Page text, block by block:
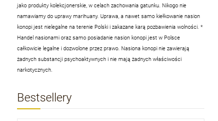
jako produkty kolekcjonerskie, w celach zachowania gatunku. Nikogo nie
namawiamy do uprawy marihuany. Uprawa, a nawet samo kiełkowanie nasion
konopi jest nielegalne na terenie Polski i zakazane karą pozbawienia wolności. *
Handel nasionami oraz samo posiadanie nasion konopi jest w Polsce
całkowicie legalne i dozwolone przez prawo. Nasiona konopi nie zawierają
żadnych substancji psychoaktywnych i nie mają żadnych właściwości
narkotycznych.
Bestsellery